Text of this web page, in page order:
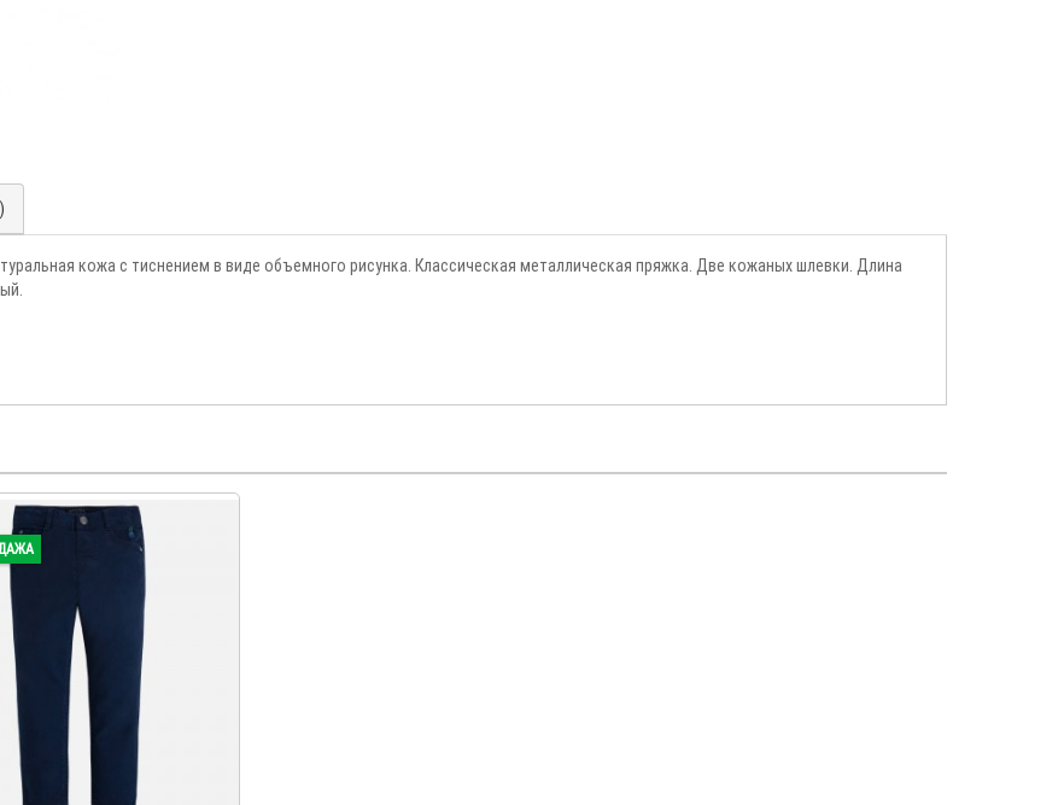
кожа с тиснением в виде объемного рисунка. Классическая металлическая пряжка. Две кожаных шлевки. Длина